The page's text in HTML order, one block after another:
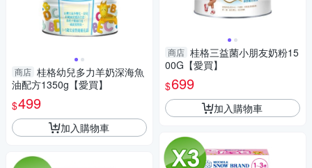
商店 桂格幼兒多力羊奶深海魚
油配方1350g【愛買】
$499
加入購物車
商店 桂格三益菌小朋友奶粉15
00G【愛買】
$699
加入購物車